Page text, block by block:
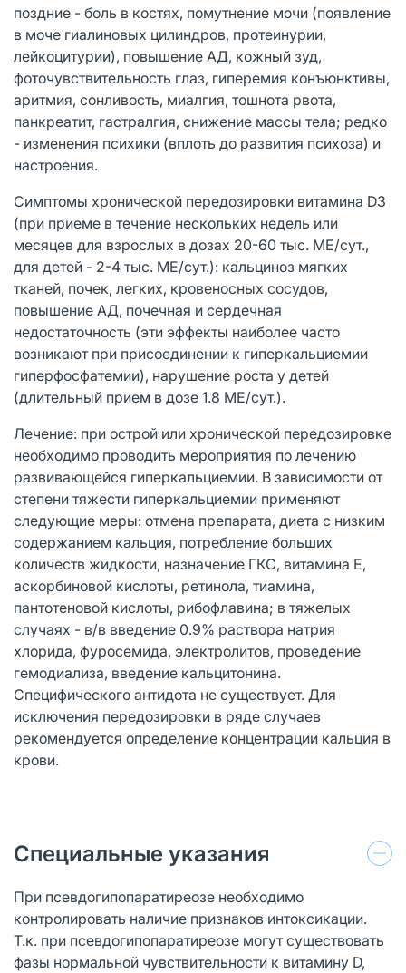
поздние - боль в костях, помутнение мочи (появление
в моче гиалиновых цилиндров, протеинурии,
лейкоцитурии), повышение АД, кожный зуд,
фоточувствительность глаз, гиперемия конъюнктивы,
аритмия, сонливость, миалгия, тошнота рвота,
панкреатит, гастралгия, снижение массы тела; редко
- изменения психики (вплоть до развития психоза) и
настроения.
Симптомы хронической передозировки витамина D3
(при приеме в течение нескольких недель или
месяцев для взрослых в дозах 20-60 тыс. МЕ/сут.,
для детей - 2-4 тыс. МЕ/сут.): кальциноз мягких
тканей, почек, легких, кровеносных сосудов,
повышение АД, почечная и сердечная
недостаточность (эти эффекты наиболее часто
возникают при присоединении к гиперкальциемии
гиперфосфатемии), нарушение роста у детей
(длительный прием в дозе 1.8 МЕ/сут.).
Лечение: при острой или хронической передозировке
необходимо проводить мероприятия по лечению
развивающейся гиперкальциемии. В зависимости от
степени тяжести гиперкальциемии применяют
следующие меры: отмена препарата, диета с низким
содержанием кальция, потребление больших
количеств жидкости, назначение ГКС, витамина Е,
аскорбиновой кислоты, ретинола, тиамина,
пантотеновой кислоты, рибофлавина; в тяжелых
случаях - в/в введение 0.9% раствора натрия
хлорида, фуросемида, электролитов, проведение
гемодиализа, введение кальцитонина.
Специфического антидота не существует. Для
исключения передозировки в ряде случаев
рекомендуется определение концентрации кальция в
крови.
Специальные указания
При псевдогипопаратиреозе необходимо
контролировать наличие признаков интоксикации.
Т.к. при псевдогипопаратиреозе могут существовать
фазы нормальной чувствительности к витамину D,